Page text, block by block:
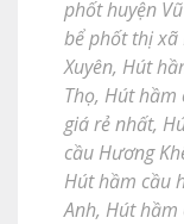
phốt huyện
bể phốt thị xã
Xuyên, Hút
Thọ, Hút hầm
giá rẻ nhất,
cầu Hương
Hút hầm cầu
Anh, Hút hầm